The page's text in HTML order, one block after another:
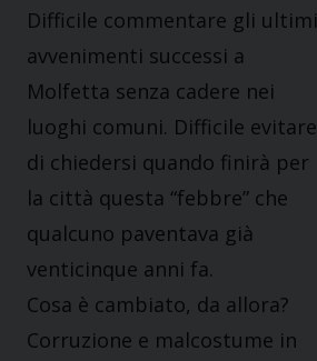
Difficile commentare gli ultimi
avvenimenti successi a
Molfetta senza cadere nei
luoghi comuni. Difficile evitare
di chiedersi quando finirà per
la città questa “febbre” che
qualcuno paventava già
venticinque anni fa.
Cosa è cambiato, da allora?
Corruzione e malcostume in